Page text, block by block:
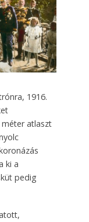
1916.
atlaszt
ki a
pedig